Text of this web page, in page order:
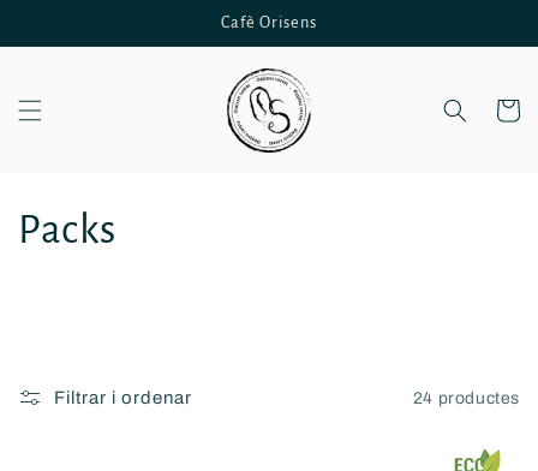
al contingut
Cafè Orisens
Cistella
C
·
Packs
Filtrar i ordenar 24 productes